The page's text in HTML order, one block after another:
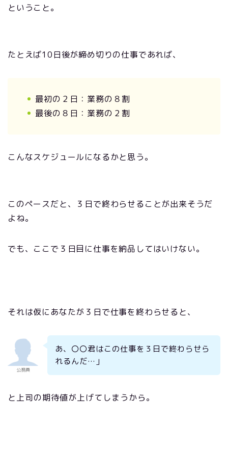
ということ。
たとえば10日後が締め切りの仕事であれば、
最初の２日：業務の８割
最後の８日：業務の２割
こんなスケジュールになるかと思う。
このペースだと、３日で終わらせることが出来そうだ
よね。
でも、ここで３日目に仕事を納品してはいけない。
それは仮にあなたが３日で仕事を終わらせると、
公務員
あ、〇〇君はこの仕事を３日で終わらせら
れるんだ…」
と上司の期待値が上げてしまうから。